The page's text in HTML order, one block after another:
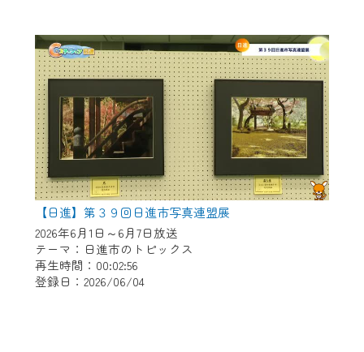
【日進】第３９回日進市写真連盟展
2026年6月1日～6月7日放送
テーマ：日進市のトピックス
再生時間：00:02:56
登録日：2026/06/04